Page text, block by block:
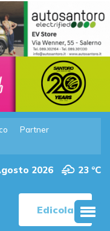
Partner
2026 23 °C
Edicola